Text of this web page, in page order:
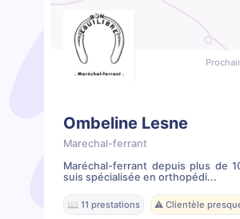
Ombeline Lesne
Marechal-ferrant
Maréchal-ferrant depuis plus de
suis spécialisée en orthopédi...
📖 11 prestations ⚠️ Clientèle